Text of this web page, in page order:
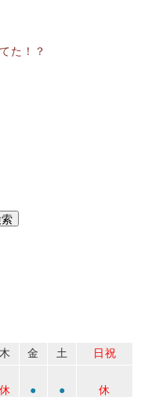
た！？
木 金 土
日祝
休 ● ● 休